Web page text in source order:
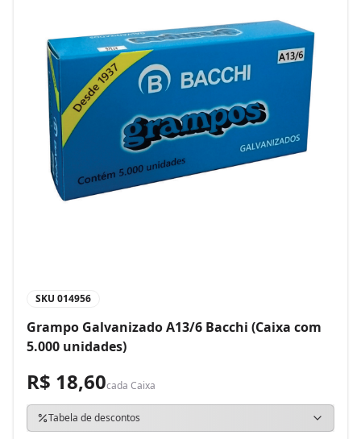
SKU 014956
Grampo Galvanizado A13/6 Bacchi (Caixa com
5.000 unidades)
R$ 18,60cada Caixa
Tabela de descontos